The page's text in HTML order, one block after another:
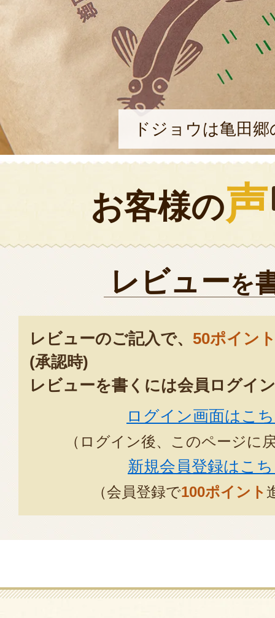
ドジョウは亀田
お客様の声
レビューを
レビューのご記入で、 50ポイン
(承認時)
レビューを書くには会員ログイ
ログイン画面はこ
（ログイン後、このページに
新規会員登録はこ
（会員登録で100ポイント